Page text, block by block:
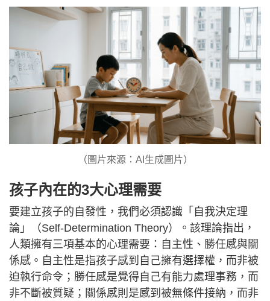
（圖片來源：AI生成圖片）
孩子內在的3大心理需要
要建立孩子的自發性，我們必須認識「自我決定理
論」（Self-Determination Theory）。該理論指出，
人類擁有三項基本的心理需要：自主性、勝任感與關
係感。自主性是指孩子感到自己擁有選擇權，而非被
迫執行命令；勝任感是覺得自己有能力處理事務，而
非不斷被質疑；關係感則是感到被無條件接納，而非